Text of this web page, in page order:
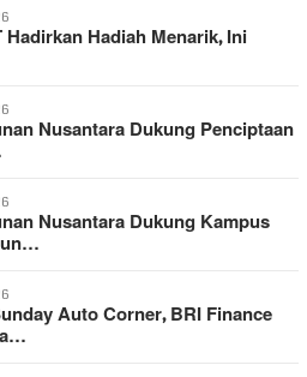
Hadiah Menarik, Ini
Nusantara Dukung Penciptaan
Nusantara Dukung Kampus
Auto Corner, BRI Finance